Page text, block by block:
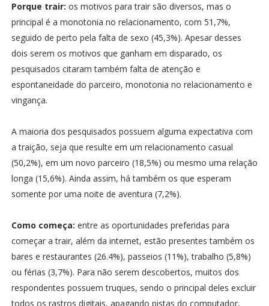
Porque trair: os motivos para trair são diversos, mas o
principal é a monotonia no relacionamento, com 51,7%,
seguido de perto pela falta de sexo (45,3%). Apesar desses
dois serem os motivos que ganham em disparado, os
pesquisados citaram também falta de atenção e
espontaneidade do parceiro, monotonia no relacionamento e
vingança.
A maioria dos pesquisados possuem alguma expectativa com
a traição, seja que resulte em um relacionamento casual
(50,2%), em um novo parceiro (18,5%) ou mesmo uma relação
longa (15,6%). Ainda assim, há também os que esperam
somente por uma noite de aventura (7,2%).
Como começa: entre as oportunidades preferidas para
começar a trair, além da internet, estão presentes também os
bares e restaurantes (26.4%), passeios (11%), trabalho (5,8%)
ou férias (3,7%). Para não serem descobertos, muitos dos
respondentes possuem truques, sendo o principal deles excluir
todos os rastros digitais, apagando pistas do computador,